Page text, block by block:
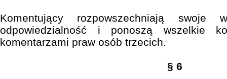
Komentujący rozpowszechniają swoje
odpowiedzialność i ponoszą wszelkie
komentarzami praw osób trzecich.
§ 6